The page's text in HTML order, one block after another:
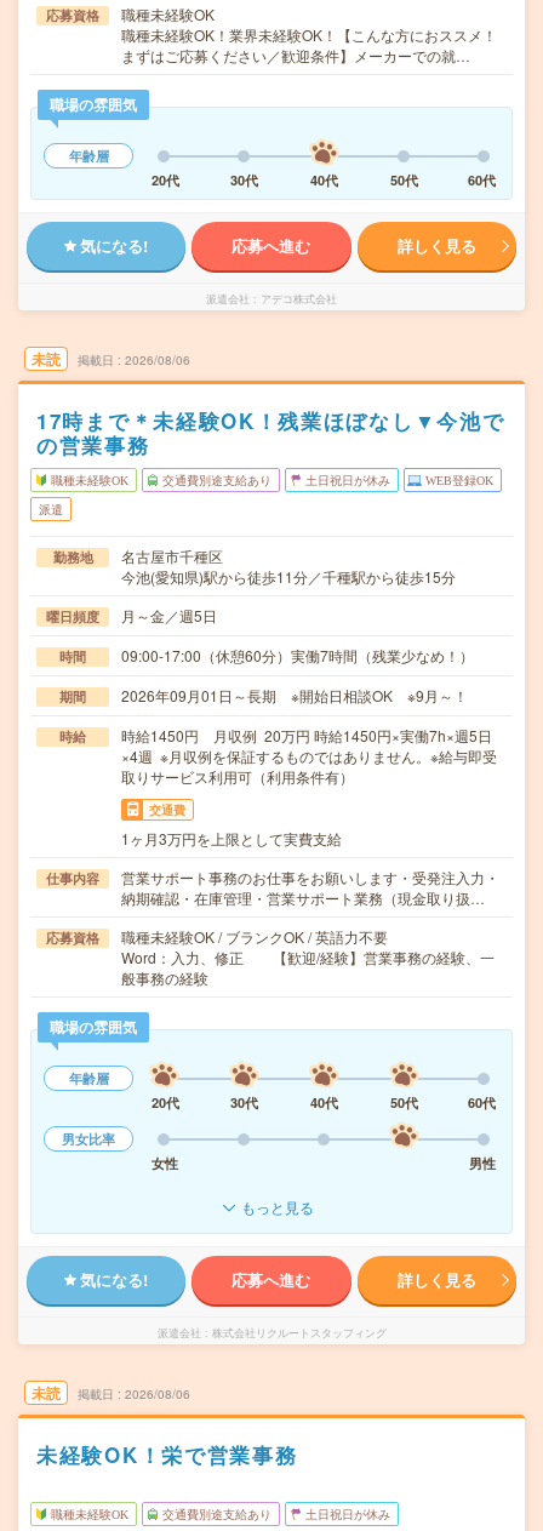
応募資格
職種未経験OK
職種未経験OK！業界未経験OK！【こんな方におススメ！
まずはご応募ください／歓迎条件】メーカーでの就…
職場の雰囲気
年齢層
20代
30代 40代 50代 60代
気になる! 応募へ進む 詳しく見る
派遣会社 アデコ株式会社
未読 掲載日 2026/08/06
17時まで＊未経験OK！残業ほぼなし▼今池で
の営業事務
職種未経験OK 交通費別途支給あり 土日祝日が休み WEB登録OK
派遣
勤務地
名古屋市千種区
今池(愛知県)駅から徒歩11分／千種駅から徒歩15分
曜日頻度 月～金／週5日
時間 09:00-17:00（休憩60分）実働7時間（残業少なめ！）
期間 2026年09月01日～長期 ※開始日相談OK ※9月～！
時給
時給1450円 月収例 20万円 時給1450円×実働7h×週5日
×4週 ※月収例を保証するものではありません。※給与即受
取りサービス利用可（利用条件有）
交通費
1ヶ月3万円を上限として実費支給
仕事内容
営業サポート事務のお仕事をお願いします・受発注入力・
納期確認・在庫管理・営業サポート業務（現金取り扱…
応募資格
職種未経験OK / ブランクOK / 英語力不要
Word：入力、修正 【歓迎/経験】営業事務の経験、一
般事務の経験
職場の雰囲気
年齢層
20代
30代 40代 50代
60代
男女比率
女性
男性
もっと見る
気になる! 応募へ進む 詳しく見る
派遣会社 株式会社リクルートスタッフィング
未読 掲載日 2026/08/06
未経験OK！栄で営業事務
職種未経験OK 交通費別途支給あり 土日祝日が休み